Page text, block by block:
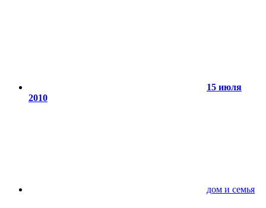
15 июля
2010
дом и семья